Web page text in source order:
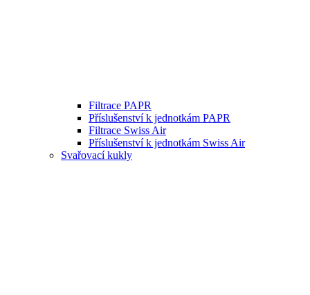
Filtrace PAPR
Příslušenství k jednotkám PAPR
Filtrace Swiss Air
Příslušenství k jednotkám Swiss Air
Svařovací kukly